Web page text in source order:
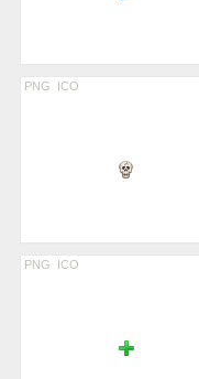
PNG ICO
PNG ICO